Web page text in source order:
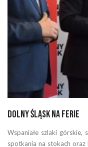
Dolny Śląsk na ferie
Wspaniałe szlaki górskie,
spotkania na stokach